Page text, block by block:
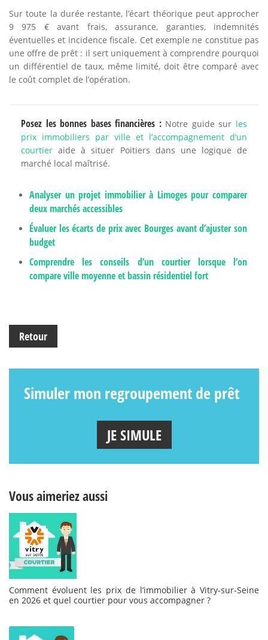
Sur toute la durée restante, l’écart théorique peut approcher
9 975 € avant frais, assurance, garanties, indemnités
éventuelles et incidence fiscale. Cet exemple ne constitue pas
une offre de prêt : il sert uniquement à comprendre pourquoi
un différentiel de taux, même limité, doit être comparé avec
le coût complet de l’opération.
Posez les bonnes bases financières :Notre guide sur les
prix immobiliers par ville et l’accompagnement d’un
courtier aide à situer Poitiers dans une logique de
marché local maîtrisé.
Analyser un projet immobilier à Limoges pour comparer
deux marchés accessibles
Évaluer les écarts de prix avec Bourges avant d’ajuster son
budget
Comprendre les conseils d’un courtier lorsque l’on
compare ville moyenne et bassin résidentiel fort
Retour
Simuler mon regroupement de prêt
JE SIMULE
Vous aimeriez aussi
Comment évoluent les prix de l’immobilier à Vitry-sur-Seine
en 2026 et quel courtier pour vous accompagner ?